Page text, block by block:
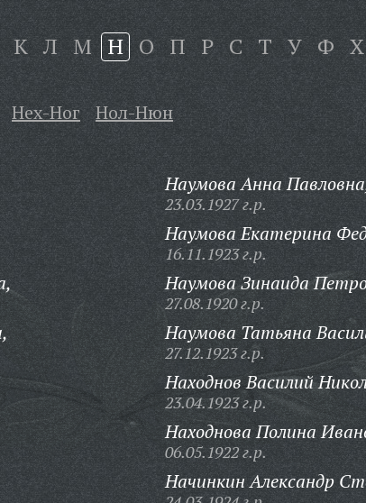
К Л М Н О П Р С Т У Ф Х
Нех-Ног Нол-Нюн
Наумова Анна
23.03.1927 г.р.
Наумова Екатерина
16.11.1923 г.р.
Наумова Зинаида
27.08.1920 г.р.
Наумова Татьяна
27.12.1923 г.р.
Находнов Василий
23.04.1923 г.р.
Находнова Полина
06.05.1922 г.р.
Начинкин Александр